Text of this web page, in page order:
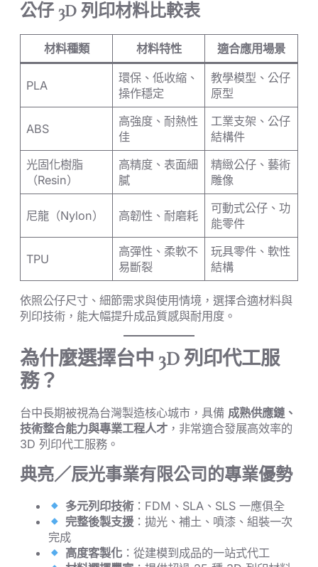
公仔 3D 列印材料比較表
材料種類 材料特性 適合應用場景
PLA
環保、低收縮、
操作穩定
教學模型、公仔
原型
ABS
高強度、耐熱性
佳
工業支架、公仔
結構件
光固化樹脂
（Resin）
高精度、表面細
膩
精緻公仔、藝術
雕像
尼龍（Nylon） 高韌性、耐磨耗
可動式公仔、功
能零件
TPU
高彈性、柔軟不
易斷裂
玩具零件、軟性
結構
依照公仔尺寸、細節需求與使用情境，選擇合適材料與
列印技術，能大幅提升成品質感與耐用度。
為什麼選擇台中 3D 列印代工服
務？
台中長期被視為台灣製造核心城市，具備 成熟供應鏈、
技術整合能力與專業工程人才 ，非常適合發展高效率的
3D 列印代工服務。
典亮／辰光事業有限公司的專業優勢
多元列印技術：FDM、SLA、SLS 一應俱全
完整後製支援：拋光、補土、噴漆、組裝一次
完成
高度客製化：從建模到成品的一站式代工